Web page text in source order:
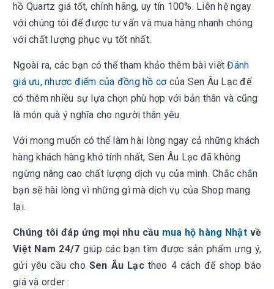
hồ Quartz giá tốt, chính hãng, uy tín 100%. Liên hệ ngay
với chúng tôi để được tư vấn và mua hàng nhanh chóng
với chất lượng phục vụ tốt nhất.
Ngoài ra, các bạn có thể tham khảo thêm bài viếtĐánh
giá ưu, nhược điểm của đồng hồ cơcủa Sen Âu Lạc để
có thêm nhiều sự lựa chọn phù hợp với bản thân và cũng
là món quà ý nghĩa cho người thân yêu.
Với mong muốn có thể làm hài lòng ngay cả những khách
hàng khách hàng khó tính nhất, Sen Âu Lạc đã không
ngừng nâng cao chất lượng dịch vụ của mình. Chắc chắn
bạn sẽ hài lòng vì những gì mà dịch vụ của Shop mang
lại.
Chúng tôi đáp ứng mọi nhu cầu mua hộ hàng Nhậtvề
Việt Nam 24/7 giúp các bạn tìm được sản phẩm ưng ý,
gửi yêu cầu cho Sen Âu Lạctheo 4 cách để shop báo
giá và order :